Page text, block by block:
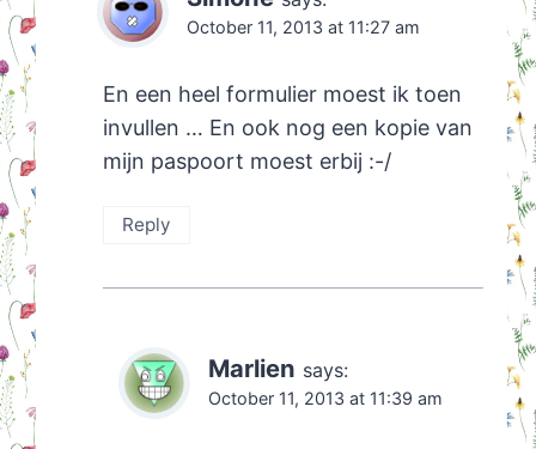
October 11, 2013 at 11:27 am
En een heel formulier moest ik toen
invullen … En ook nog een kopie van
mijn paspoort moest erbij :-/
Reply
Marlien says:
October 11, 2013 at 11:39 am